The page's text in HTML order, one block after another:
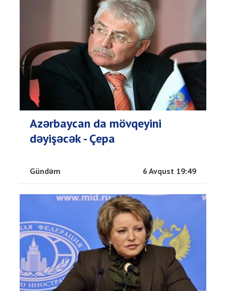
Azərbaycan da mövqeyini
dəyişəcək - Çepa
Gündəm 6 Avqust 19:49